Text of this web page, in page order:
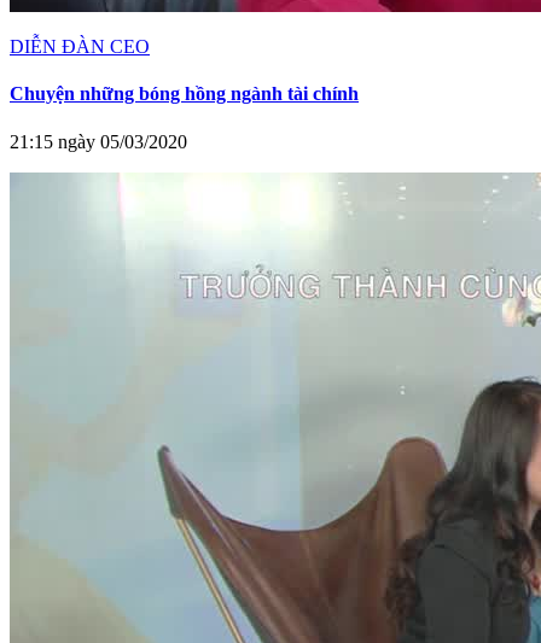
DIỄN ĐÀN CEO
Chuyện những bóng hồng ngành tài chính
21:15 ngày 05/03/2020